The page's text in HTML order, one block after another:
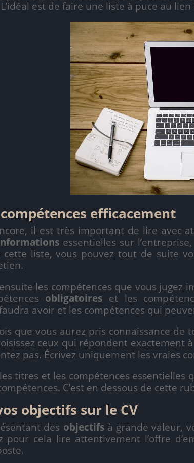
est de faire une liste à puce au
efficacement
il est très important de lire avec
essentielles sur
liste, vous pouvez tout de suite
les compétences que vous jugez
obligatoires et les
avoir et les compétences qui
aurez pris connaissance de
ceux qui répondent exactement
pas. Écrivez uniquement les vraies
et les compétences essentielles
C’est en dessous de cette
objectifs sur le CV
des objectifs à grande valeur,
pour cela lire attentivement l’offre